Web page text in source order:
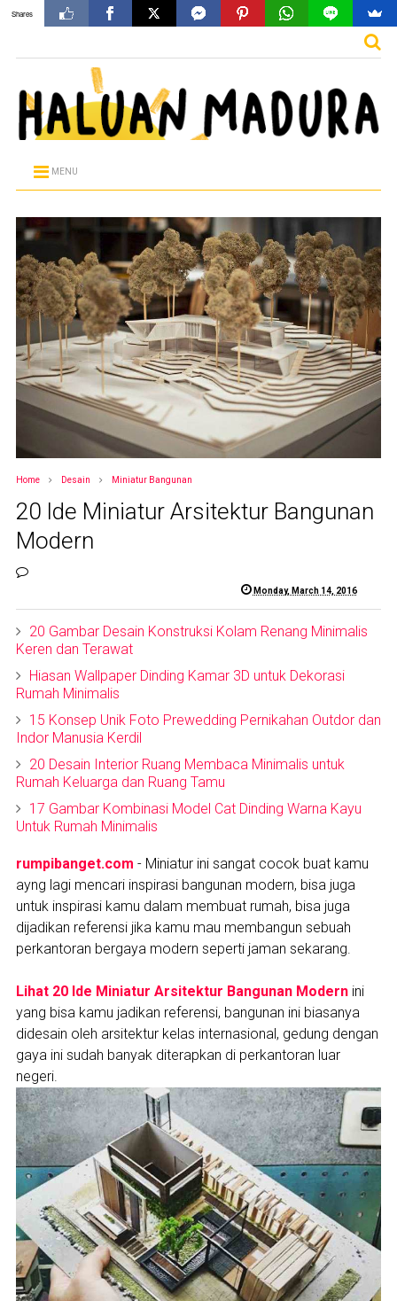
MENU
Home Desain Miniatur Bangunan
20 Ide Miniatur Arsitektur Bangunan
Modern
Monday, March 14, 2016
20 Gambar Desain Konstruksi Kolam Renang Minimalis
Keren dan Terawat
Hiasan Wallpaper Dinding Kamar 3D untuk Dekorasi
Rumah Minimalis
15 Konsep Unik Foto Prewedding Pernikahan Outdor dan
Indor Manusia Kerdil
20 Desain Interior Ruang Membaca Minimalis untuk
Rumah Keluarga dan Ruang Tamu
17 Gambar Kombinasi Model Cat Dinding Warna Kayu
Untuk Rumah Minimalis
rumpibanget.com - Miniatur ini sangat cocok buat kamu
ayng lagi mencari inspirasi bangunan modern, bisa juga
untuk inspirasi kamu dalam membuat rumah, bisa juga
dijadikan referensi jika kamu mau membangun sebuah
perkantoran bergaya modern seperti jaman sekarang.
Lihat 20 Ide Miniatur Arsitektur Bangunan Modernini
yang bisa kamu jadikan referensi, bangunan ini biasanya
didesain oleh arsitektur kelas internasional, gedung dengan
gaya ini sudah banyak diterapkan di perkantoran luar
negeri.
Shares